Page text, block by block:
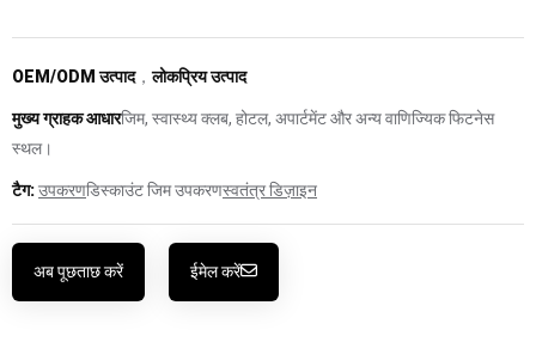
OEM/ODM उत्पाद，लोकप्रिय उत्पाद
मुख्य ग्राहक आधारजिम, स्वास्थ्य क्लब, होटल, अपार्टमेंट और अन्य वाणिज्यिक फिटनेस
स्थल।
टैग:उपकरणडिस्काउंट जिम उपकरणस्वतंत्र डिज़ाइन
अब पूछताछ करें ईमेल करें